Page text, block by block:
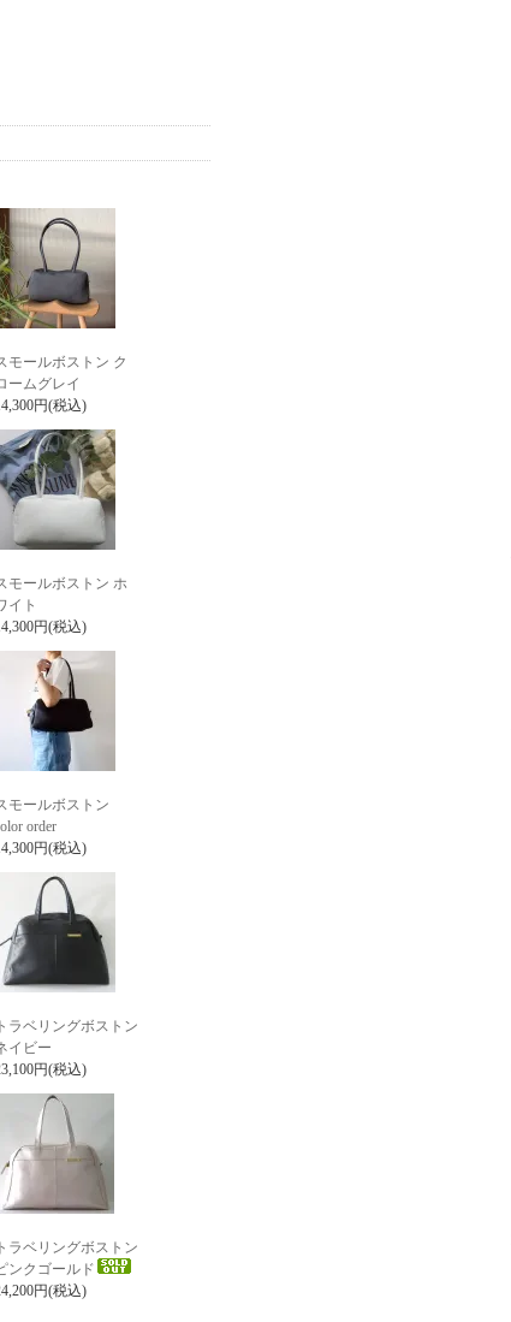
モールボストン ク
ームグレイ
円(税込)
モールボストン ホ
イト
円(税込)
モールボストン
order
円(税込)
トラベリングボストン
イビー
円(税込)
トラベリングボストン
ンクゴールド
円(税込)